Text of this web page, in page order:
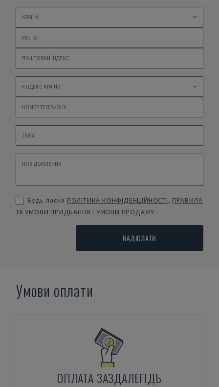
Будь ласка ПОЛІТИКА КОНФІДЕНЦІЙНОСТІ, ПРАВИЛА
ТА УМОВИ ПРИДБАННЯ і УМОВИ ПРОДАЖУ
НАДІСЛАТИ
Умови оплати
ОПЛАТА ЗАЗДАЛЕГІДЬ